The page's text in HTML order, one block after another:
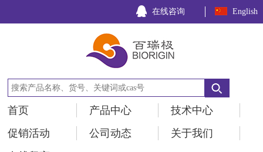
在线咨询 English
首页 产品中心
技术中心
促销活动
公司动态
关于我们